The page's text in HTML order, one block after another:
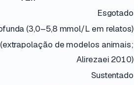
Esgotado
(3,0–5,8 mmol/L em relatos)
de modelos animais;
Alirezaei 2010)
Sustentado